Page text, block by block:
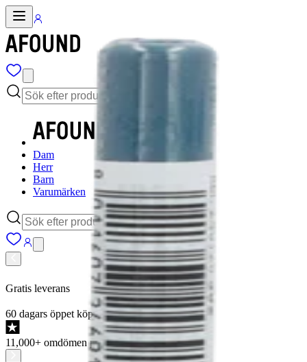
Dam
Herr
Barn
Varumärken
Gratis leverans
60 dagars öppet köp
11,000+ omdömen på Trustpilot